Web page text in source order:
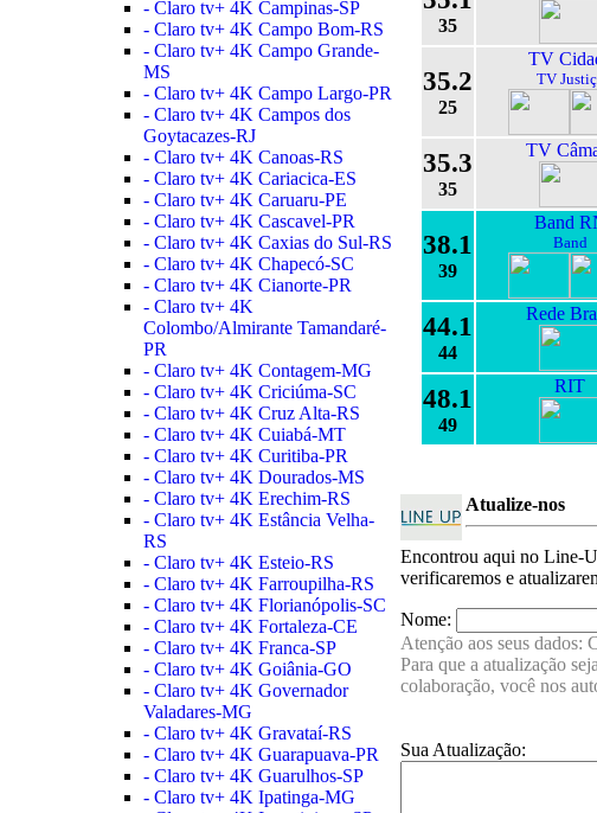
- Claro tv+ 4K Campinas-SP
- Claro tv+ 4K Campo Bom-RS
- Claro tv+ 4K Campo Grande-
MS
- Claro tv+ 4K Campo Largo-PR
- Claro tv+ 4K Campos dos
Goytacazes-RJ
- Claro tv+ 4K Canoas-RS
- Claro tv+ 4K Cariacica-ES
- Claro tv+ 4K Caruaru-PE
- Claro tv+ 4K Cascavel-PR
- Claro tv+ 4K Caxias do Sul-RS
- Claro tv+ 4K Chapecó-SC
- Claro tv+ 4K Cianorte-PR
- Claro tv+ 4K
Colombo/Almirante Tamandaré-
PR
- Claro tv+ 4K Contagem-MG
- Claro tv+ 4K Criciúma-SC
- Claro tv+ 4K Cruz Alta-RS
- Claro tv+ 4K Cuiabá-MT
- Claro tv+ 4K Curitiba-PR
- Claro tv+ 4K Dourados-MS
- Claro tv+ 4K Erechim-RS
- Claro tv+ 4K Estância Velha-
RS
- Claro tv+ 4K Esteio-RS
- Claro tv+ 4K Farroupilha-RS
- Claro tv+ 4K Florianópolis-SC
- Claro tv+ 4K Fortaleza-CE
- Claro tv+ 4K Franca-SP
- Claro tv+ 4K Goiânia-GO
- Claro tv+ 4K Governador
Valadares-MG
- Claro tv+ 4K Gravataí-RS
- Claro tv+ 4K Guarapuava-PR
- Claro tv+ 4K Guarulhos-SP
- Claro tv+ 4K Ipatinga-MG
35
35.2
25
TV
TV
35.3
35
TV
38.1
39
Band
Band
44.1
44
Rede
48.1
49
RIT
Atualize-nos
Encontrou aqui no Line-
verificaremos e
Nome:
Atenção aos seus dados:
Para que a atualização
colaboração, você nos
Sua Atualização: